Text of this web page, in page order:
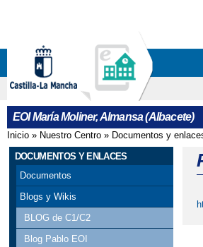
EOI María Moliner, Almansa (Albacete)
Se encuentra usted
Inicio » Nuestro Centro » Documentos y
DOCUMENTOS Y ENLACES
Documentos
Blogs y Wikis
BLOG de C1/C2
Blog Pablo EOI